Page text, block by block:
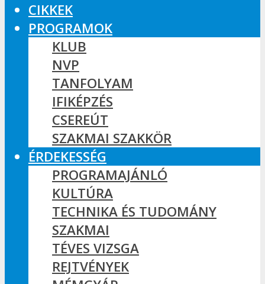
CIKKEK
PROGRAMOK
KLUB
NVP
TANFOLYAM
IFIKÉPZÉS
CSEREÚT
SZAKMAI SZAKKÖR
ÉRDEKESSÉG
PROGRAMAJÁNLÓ
KULTÚRA
TECHNIKA ÉS TUDOMÁNY
SZAKMAI
TÉVES VIZSGA
REJTVÉNYEK